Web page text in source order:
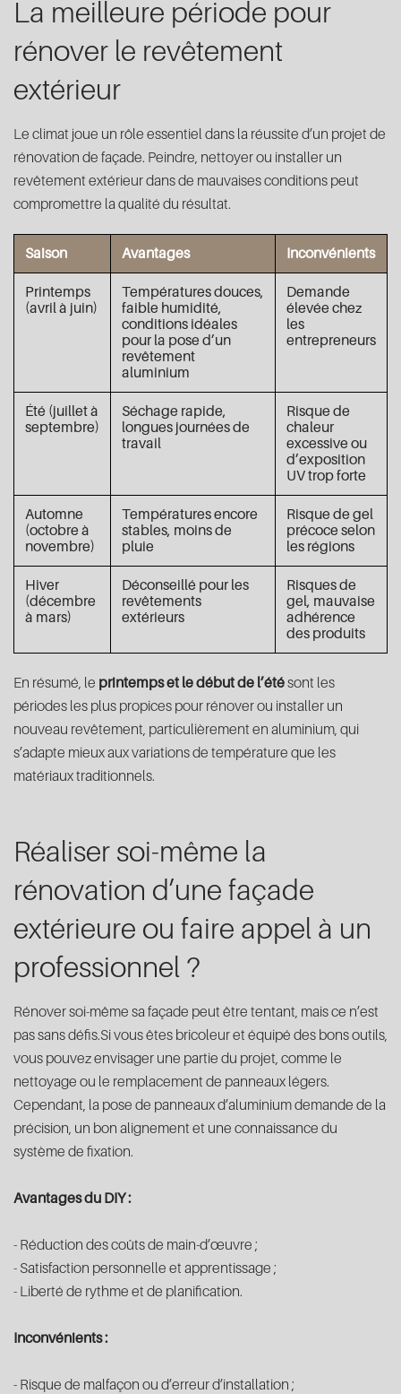
La meilleure période pour
rénover le revêtement
extérieur
Le climat joue un rôle essentiel dans la réussite d’un projet de
rénovation de façade. Peindre, nettoyer ou installer un
revêtement extérieur dans de mauvaises conditions peut
compromettre la qualité du résultat.
Saison Avantages Inconvénients
Printemps
(avril à juin)
Températures douces,
faible humidité,
conditions idéales
pour la pose d’un
revêtement
aluminium
Demande
élevée chez
les
entrepreneurs
Été (juillet à
septembre)
Séchage rapide,
longues journées de
travail
Risque de
chaleur
excessive ou
d’exposition
UV trop forte
Automne
(octobre à
novembre)
Températures encore
stables, moins de
pluie
Risque de gel
précoce selon
les régions
Hiver
(décembre
à mars)
Déconseillé pour les
revêtements
extérieurs
Risques de
gel, mauvaise
adhérence
des produits
En résumé, le printemps et le début de l’étésont les
périodes les plus propices pour rénover ou installer un
nouveau revêtement, particulièrement en aluminium, qui
s’adapte mieux aux variations de température que les
matériaux traditionnels.
Réaliser soi-même la
rénovation d’une façade
extérieure ou faire appel à un
professionnel ?
Rénover soi-même sa façade peut être tentant, mais ce n’est
pas sans défis.Si vous êtes bricoleur et équipé des bons outils,
vous pouvez envisager une partie du projet, comme le
nettoyage ou le remplacement de panneaux légers.
Cependant, la pose de panneaux d’aluminium demande de la
précision, un bon alignement et une connaissance du
système de fixation.
Avantages du DIY :
- Réduction des coûts de main-d’œuvre ;
- Satisfaction personnelle et apprentissage ;
- Liberté de rythme et de planification.
Inconvénients :
- Risque de malfaçon ou d’erreur d’installation ;